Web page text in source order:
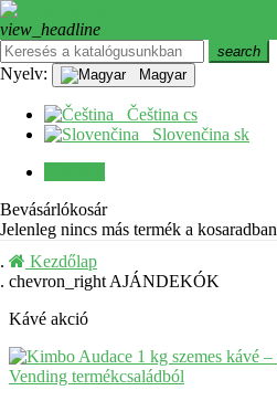
Bejelentkezés Facebookkal
close
Menü
view_headline
search
Nyelv: Magyar
Čeština cs
Slovenčina sk
Bevásárlókosár
Jelenleg nincs más termék a kosaradban
Kezdőlap
chevron_right AJÁNDEKÓK
Kávé akció